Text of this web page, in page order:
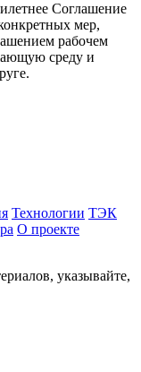
Соглашение
мер,
рабочем
среду и
Технологии ТЭК
О проекте
указывайте,